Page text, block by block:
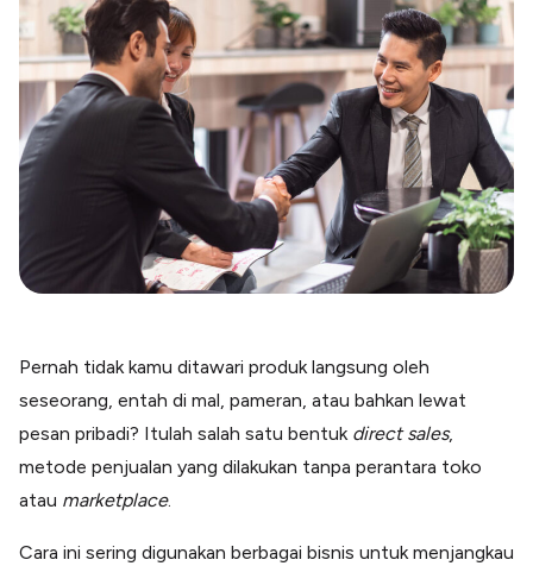
Paper XB
Bayar luar negeri pakai kartu kredit
Kartu Kredit Bisnis
Paper Card
Satu kartu untuk bisnis & personal
Paper Horizon
Kartu korporat expense terlengkap
Solusi Industri
Konstruksi
Kelola Pembayaran Termin Proyek
Health & Beauty
Lainnya
Blog
Kumpulan tips dan informasi bisnis
Pernah tidak kamu ditawari produk langsung oleh
seseorang, entah di mal, pameran, atau bahkan lewat
pesan pribadi? Itulah salah satu bentuk direct sales,
metode penjualan yang dilakukan tanpa perantara toko
atau marketplace.
Cara ini sering digunakan berbagai bisnis untuk menjangkau